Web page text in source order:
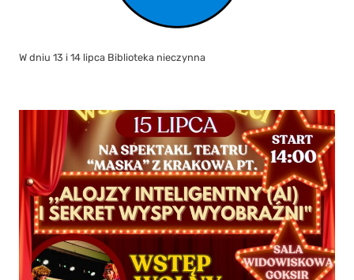
W dniu 13 i 14 lipca Biblioteka nieczynna